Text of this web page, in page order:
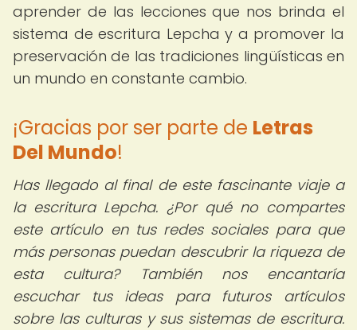
aprender de las lecciones que nos brinda el
sistema de escritura Lepcha y a promover la
preservación de las tradiciones lingüísticas en
un mundo en constante cambio.
¡Gracias por ser parte de Letras
Del Mundo!
Has llegado al final de este fascinante viaje a
la escritura Lepcha. ¿Por qué no compartes
este artículo en tus redes sociales para que
más personas puedan descubrir la riqueza de
esta cultura? También nos encantaría
escuchar tus ideas para futuros artículos
sobre las culturas y sus sistemas de escritura.